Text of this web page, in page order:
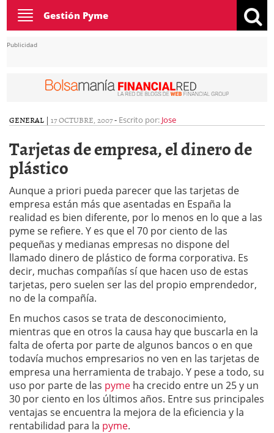
Toggle
navigation
Gestión Pyme
Publicidad
GENERAL | 17 OCTUBRE, 2007- Escrito por: Jose
Tarjetas de empresa, el dinero de
plástico
Aunque a priori pueda parecer que las tarjetas de
empresa están más que asentadas en España la
realidad es bien diferente, por lo menos en lo que a las
pyme se refiere. Y es que el 70 por ciento de las
pequeñas y medianas empresas no dispone del
llamado dinero de plástico de forma corporativa. Es
decir, muchas compañías sí que hacen uso de estas
tarjetas, pero suelen ser las del propio emprendedor,
no de la compañía.
En muchos casos se trata de desconocimiento,
mientras que en otros la causa hay que buscarla en la
falta de oferta por parte de algunos bancos o en que
todavía muchos empresarios no ven en las tarjetas de
empresa una herramienta de trabajo. Y pese a todo, su
uso por parte de las pyme ha crecido entre un 25 y un
30 por ciento en los últimos años. Entre sus principales
ventajas se encuentra la mejora de la eficiencia y la
rentabilidad para la pyme.